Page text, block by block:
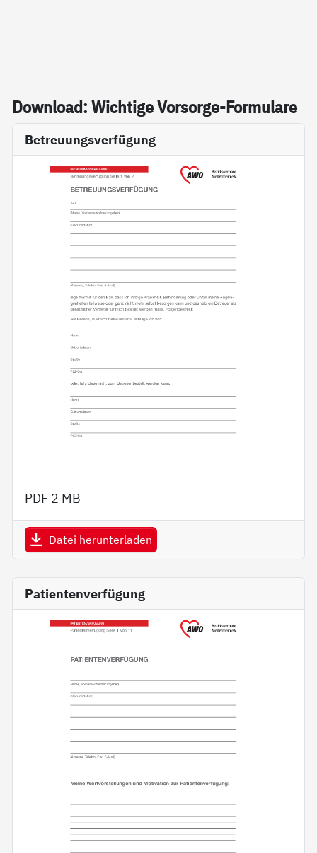
Down­load: Wich­ti­ge Vor­sor­ge-For­mu­la­re
Betreuungsverfügung
PDF 2 MB
Datei herunterladen
Patientenverfügung